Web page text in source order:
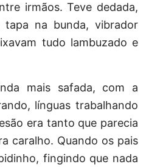
irmãos. Teve dedada,
tapa na bunda, vibrador
tudo lambuzado e
mais safada, com a
línguas trabalhando
era tanto que parecia
caralho. Quando os pais
fingindo que nada